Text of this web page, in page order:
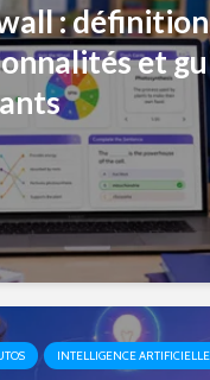
:
et
INTELLIGENCE ARTIFICIELLE